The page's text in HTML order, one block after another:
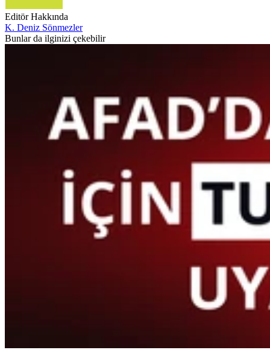
Editör Hakkında
K. Deniz Sönmezler
Bunlar da ilginizi çekebilir